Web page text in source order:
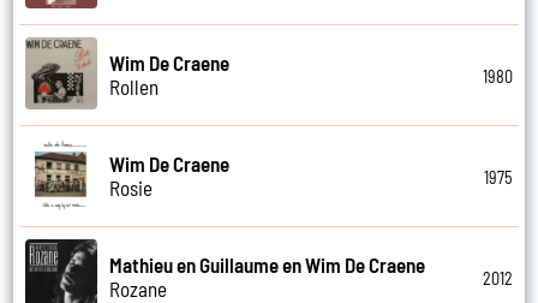
Wim De Craene
Rollen
1980
Wim De Craene
Rosie
1975
Mathieu en Guillaume en Wim De Craene
Rozane
2012